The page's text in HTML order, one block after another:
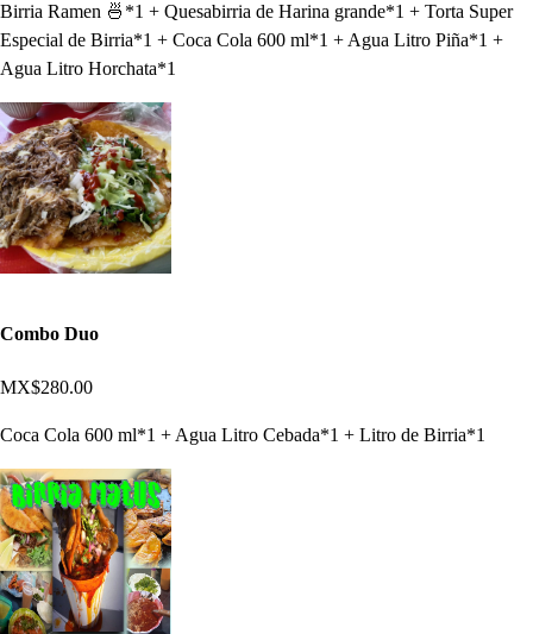
Birria Ramen 🍜*1 + Quesabirria de Harina grande*1 + Torta Super
Especial de Birria*1 + Coca Cola 600 ml*1 + Agua Litro Piña*1 +
Agua Litro Horchata*1
Combo Duo
MX$280.00
Coca Cola 600 ml*1 + Agua Litro Cebada*1 + Litro de Birria*1